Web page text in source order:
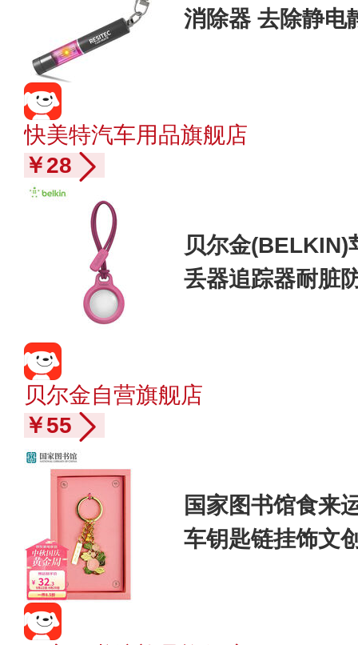
消除器 去除静电
快美特汽车用品旗舰店
￥28
贝尔金
丢器追踪器耐脏
贝尔金自营旗舰店
￥55
国家图书馆食来
车钥匙链挂饰文